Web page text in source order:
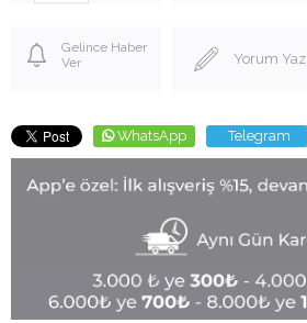
Gelince Haber
Ver
Yorum Yaz
WhatsApp Telegram